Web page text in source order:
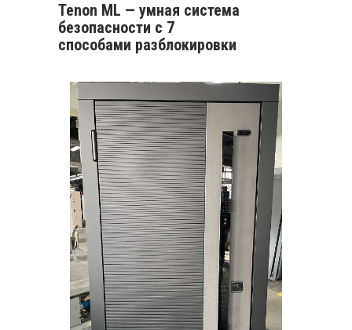
Tenon ML — умная система
безопасности с 7
способами разблокировки